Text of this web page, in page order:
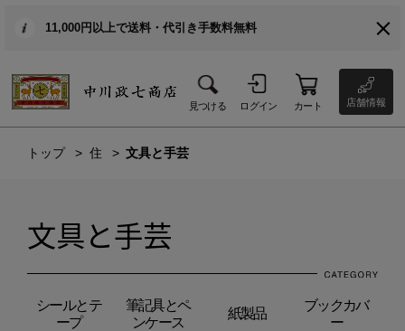
11,000円以上で送料・代引き手数料無料
見つける ログイン カート 店舗情報
トップ 住 文具と手芸
文具と手芸
シールとテ
ープ
筆記具とペ
ンケース
紙製品
ブックカバ
ー